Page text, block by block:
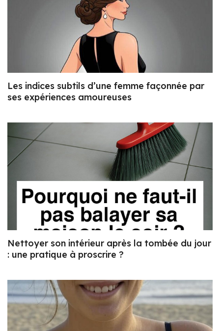
Les indices subtils d’une femme façonnée par
ses expériences amoureuses
Nettoyer son intérieur après la tombée du jour
: une pratique à proscrire ?